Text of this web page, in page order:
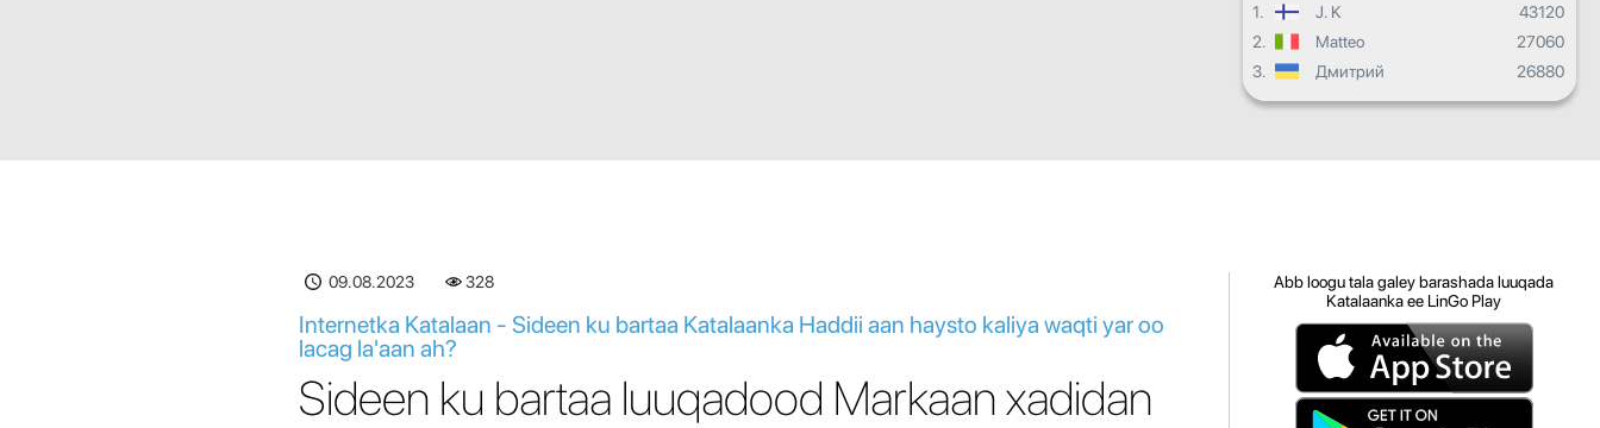
1. J. K
43120
2.
Matteo
27060
3.
Дмитрий 26880
09.08.2023 329
Internetka Katalaan - Sideen ku bartaa Katalaanka Haddii aan haysto kaliya waqti yar oo
lacag la'aan ah?
Sideen ku bartaa luuqadood Markaan xadidan
Abb loogu tala galey barashada luuqada
Katalaanka ee LinGo Play